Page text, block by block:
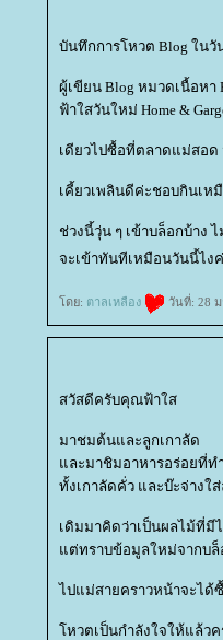
บันทึกการโหวต Blog ในวั
ผู้เขียน Blog หมวดเนื้อหา
ฟ้าใสวันใหม่ Home &
เดียวไปซื้อที่ตลาดแม่สอด
เคี้ยวเพลินดีค่ะชอบกินเห
ช่วงนี้วุ่น ๆ เข้าบล็อกบ้าง
จะเข้าทันทีเหมือนวันนี้ไง
ดย: ตาลเหลือง วันที่: 28 ม
สวัสดีครับคุณฟ้าใส
มาชมต้นและลูกเกาลัด
ละมาชิมอาหารอร่อยที่ท
ทั้งเกาลัดคั่ว และบ๊ะจ่าง
เดิมมาคิดว่าเป็นผลไม้ที่มี
ต่ทราบข้อมูลใหม่จากบล็
ไปแม่สายคราวหน้าจะได้
หวตเป็นกำลังใจให้แล้วค